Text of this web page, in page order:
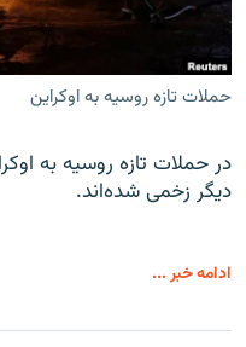
حملات تازه روسیه به اوکراین
در حملات تازه روسیه به
دیگر زخمی شده‌اند.
ادامه خبر ...